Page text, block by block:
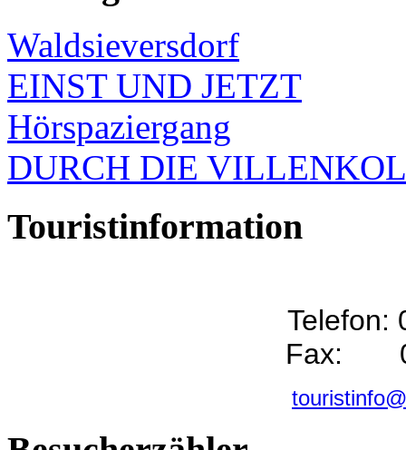
Waldsieversdorf
EINST UND JETZT
Hörspaziergang
DURCH DIE
Touristinformation
Telefon:
Fax: